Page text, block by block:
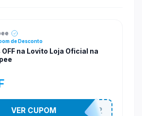
de Desconto
OFF na Lovito Loja Oficial na
141525852
VER CUPOM